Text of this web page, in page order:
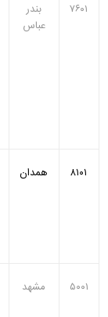
۷۶۰۱
بندر
عباس
۸۱۰۱ همدان
۵۰۰۱ مشهد